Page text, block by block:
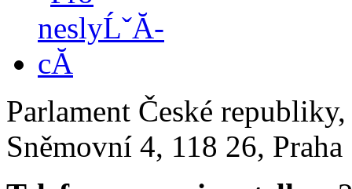
Parlament České
Sněmovní 4, 118 26,